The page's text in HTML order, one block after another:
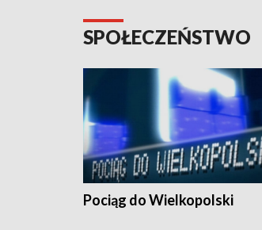
SPOŁECZEŃSTWO
Pociąg do Wielkopolski